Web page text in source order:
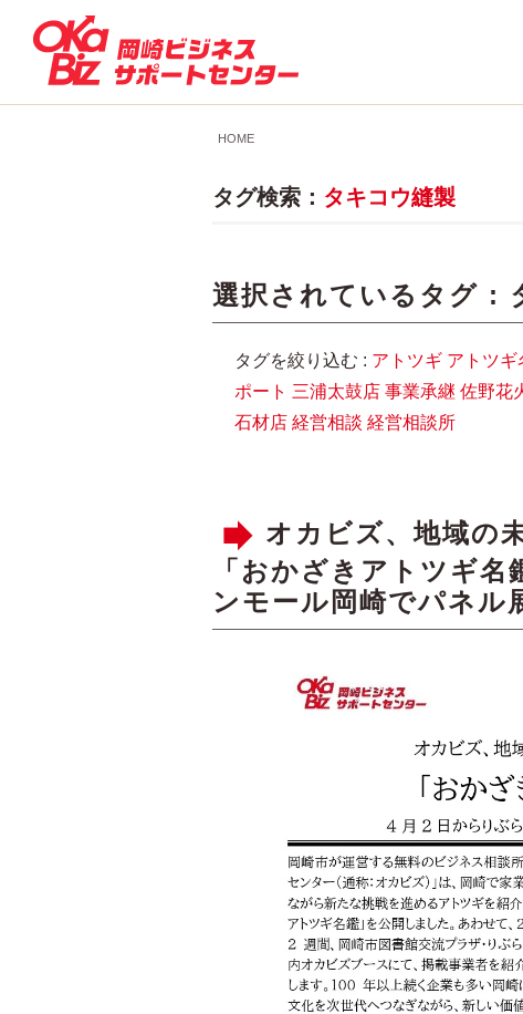
HOME
タグ検索： タキコウ縫製
選択されているタグ :
タグを絞り込む : アトツギ アトツギ
ポート 三浦太鼓店 事業承継 佐野花
石材店 経営相談 経営相談所
オカビズ、地域の
「おかざきアトツギ
ンモール岡崎でパネル